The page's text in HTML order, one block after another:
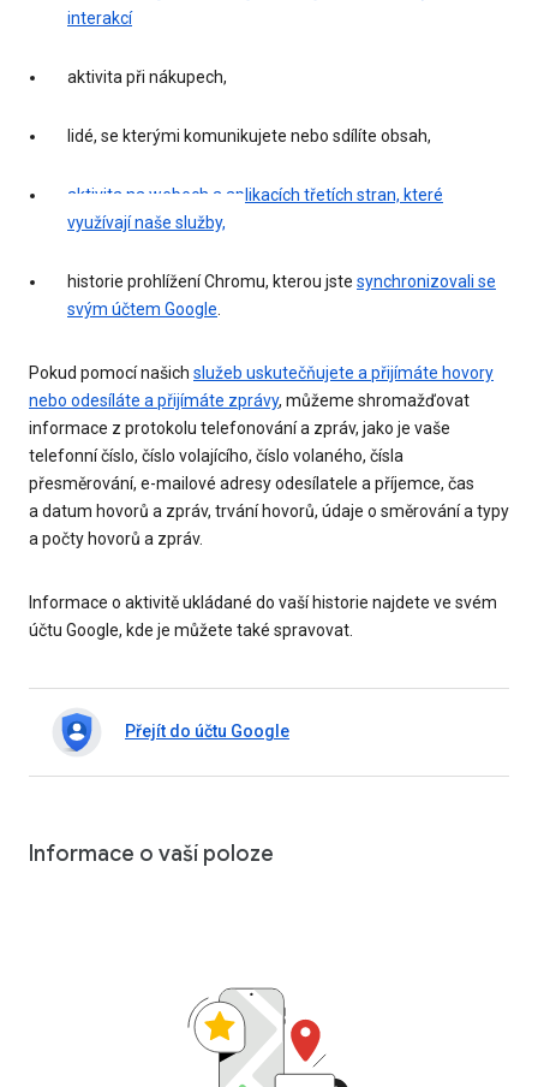
interakcí
aktivita při nákupech,
lidé, se kterými komunikujete nebo sdílíte obsah,
aktivita na webech a aplikacích třetích stran, které
využívají naše služby,
historie prohlížení Chromu, kterou jste synchronizovali se
svým účtem Google.
Pokud pomocí našich služeb uskutečňujete a přijímáte hovory
nebo odesíláte a přijímáte zprávy, můžeme shromažďovat
informace z protokolu telefonování a zpráv, jako je vaše
telefonní číslo, číslo volajícího, číslo volaného, čísla
přesměrování, e-mailové adresy odesílatele a příjemce, čas
a datum hovorů a zpráv, trvání hovorů, údaje o směrování a typy
a počty hovorů a zpráv.
Informace o aktivitě ukládané do vaší historie najdete ve svém
účtu Google, kde je můžete také spravovat.
Přejít do účtu Google
Informace o vaší poloze